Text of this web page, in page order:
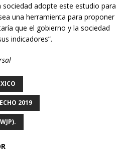
adopte este estudio para
una herramienta para proponer
que el gobierno y la sociedad
indicadores”.
2019